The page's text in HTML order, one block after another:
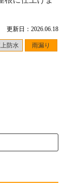
更新日：2026.06.18
防水 雨漏り